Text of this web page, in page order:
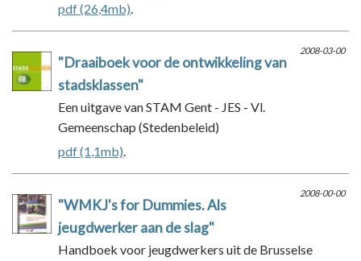
pdf (26,4mb).
2008-03-00
"Draaiboek voor de ontwikkeling van
stadsklassen"
Een uitgave van STAM Gent - JES - Vl.
Gemeenschap (Stedenbeleid)
pdf (1,1mb).
2008-00-00
"WMKJ's for Dummies. Als
jeugdwerker aan de slag"
Handboek voor jeugdwerkers uit de Brusselse